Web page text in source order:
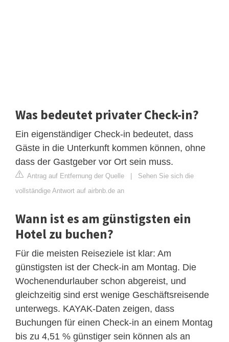
Was bedeutet privater Check-in?
Ein eigenständiger Check-in bedeutet, dass
Gäste in die Unterkunft kommen können, ohne
dass der Gastgeber vor Ort sein muss.
Antrag auf Entfernung der Quelle | Sehen Sie sich die
vollständige Antwort auf airbnb.de an
Wann ist es am günstigsten ein
Hotel zu buchen?
Für die meisten Reiseziele ist klar: Am
günstigsten ist der Check-in am Montag. Die
Wochenendurlauber schon abgereist, und
gleichzeitig sind erst wenige Geschäftsreisende
unterwegs. KAYAK-Daten zeigen, dass
Buchungen für einen Check-in an einem Montag
bis zu 4,51 % günstiger sein können als an